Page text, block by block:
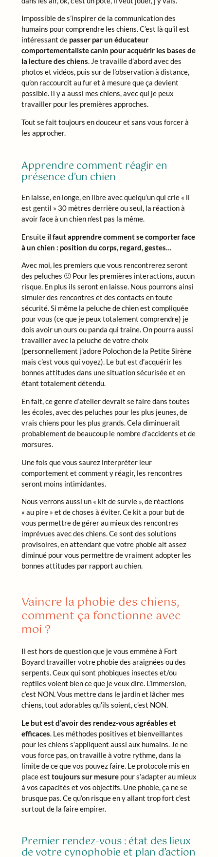
Impossible de s’inspirer de la communication des
humains pour comprendre les chiens. C’est là qu’il est
intéressant de passer par un éducateur
comportementaliste canin pour acquérir les bases de
la lecture des chiens. Je travaille d’abord avec des
photos et vidéos, puis sur de l’observation à distance,
qu’on raccourcit au fur et à mesure que ça devient
possible. Il y a aussi mes chiens, avec qui je peux
travailler pour les premières approches.
Tout se fait toujours en douceur et sans vous forcer à
les approcher.
Apprendre comment réagir en
présence d’un chien
En laisse, en longe, en libre avec quelqu’un qui crie « il
est gentil » 30 mètres derrière ou seul, la réaction à
avoir face à un chien n’est pas la même.
Ensuite il faut apprendre comment se comporter face
à un chien : position du corps, regard, gestes…
Avec moi, les premiers que vous rencontrerez seront
des peluches 🙂 Pour les premières interactions, aucun
risque. En plus ils seront en laisse. Nous pourrons ainsi
simuler des rencontres et des contacts en toute
sécurité. Si même la peluche de chien est compliquée
pour vous (ce que je peux totalement comprendre) je
dois avoir un ours ou panda qui traine. On pourra aussi
travailler avec la peluche de votre choix
(personnellement j’adore Polochon de la Petite Sirène
mais c’est vous qui voyez). Le but est d’acquérir les
bonnes attitudes dans une situation sécurisée et en
étant totalement détendu.
En fait, ce genre d’atelier devrait se faire dans toutes
les écoles, avec des peluches pour les plus jeunes, de
vrais chiens pour les plus grands. Cela diminuerait
probablement de beaucoup le nombre d’accidents et de
morsures.
Une fois que vous saurez interpréter leur
comportement et comment y réagir, les rencontres
seront moins intimidantes.
Nous verrons aussi un « kit de survie », de réactions
« au pire » et de choses à éviter. Ce kit a pour but de
vous permettre de gérer au mieux des rencontres
imprévues avec des chiens. Ce sont des solutions
provisoires, en attendant que votre phobie ait assez
diminué pour vous permettre de vraiment adopter les
bonnes attitudes par rapport au chien.
Vaincre la phobie des chiens,
comment ça fonctionne avec
moi ?
Il est hors de question que je vous emmène à Fort
Boyard travailler votre phobie des araignées ou des
serpents. Ceux qui sont phobiques insectes et/ou
reptiles voient bien ce que je veux dire. L’immersion,
c’est NON. Vous mettre dans le jardin et lâcher mes
chiens, tout adorables qu’ils soient, c’est NON.
Le but est d’avoir des rendez-vous agréables et
efficaces. Les méthodes positives et bienveillantes
pour les chiens s’appliquent aussi aux humains. Je ne
vous force pas, on travaille à votre rythme, dans la
limite de ce que vos pouvez faire. Le protocole mis en
place est toujours sur mesurepour s’adapter au mieux
à vos capacités et vos objectifs. Une phobie, ça ne se
brusque pas. Ce qu’on risque en y allant trop fort c’est
surtout de la faire empirer.
Premier rendez-vous : état des lieux
de votre cynophobie et plan d’action